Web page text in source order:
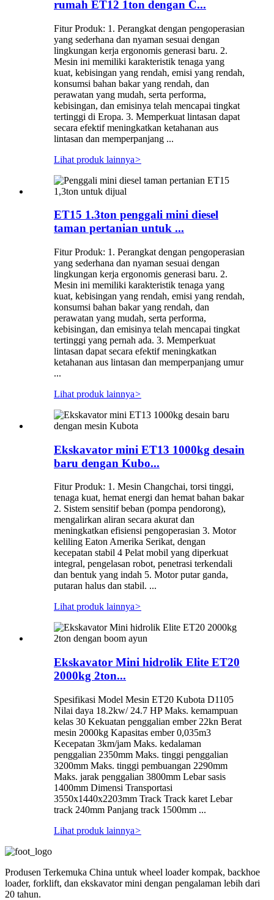
rumah ET12 1ton dengan C...
Fitur Produk: 1. Perangkat dengan pengoperasian
yang sederhana dan nyaman sesuai dengan
lingkungan kerja ergonomis generasi baru. 2.
Mesin ini memiliki karakteristik tenaga yang
kuat, kebisingan yang rendah, emisi yang rendah,
konsumsi bahan bakar yang rendah, dan
perawatan yang mudah, serta performa,
kebisingan, dan emisinya telah mencapai tingkat
tertinggi di Eropa. 3. Memperkuat lintasan dapat
secara efektif meningkatkan ketahanan aus
lintasan dan memperpanjang ...
Lihat produk lainnya>
ET15 1.3ton penggali mini diesel
taman pertanian untuk ...
Fitur Produk: 1. Perangkat dengan pengoperasian
yang sederhana dan nyaman sesuai dengan
lingkungan kerja ergonomis generasi baru. 2.
Mesin ini memiliki karakteristik tenaga yang
kuat, kebisingan yang rendah, emisi yang rendah,
konsumsi bahan bakar yang rendah, dan
perawatan yang mudah, serta performa,
kebisingan, dan emisinya telah mencapai tingkat
tertinggi yang pernah ada. 3. Memperkuat
lintasan dapat secara efektif meningkatkan
ketahanan aus lintasan dan memperpanjang umur
...
Lihat produk lainnya>
Ekskavator mini ET13 1000kg desain
baru dengan Kubo...
Fitur Produk: 1. Mesin Changchai, torsi tinggi,
tenaga kuat, hemat energi dan hemat bahan bakar
2. Sistem sensitif beban (pompa pendorong),
mengalirkan aliran secara akurat dan
meningkatkan efisiensi pengoperasian 3. Motor
keliling Eaton Amerika Serikat, dengan
kecepatan stabil 4 Pelat mobil yang diperkuat
integral, pengelasan robot, penetrasi terkendali
dan bentuk yang indah 5. Motor putar ganda,
putaran halus dan stabil. ...
Lihat produk lainnya>
Ekskavator Mini hidrolik Elite ET20
2000kg 2ton...
Spesifikasi Model Mesin ET20 Kubota D1105
Nilai daya 18.2kw/ 24.7 HP Maks. kemampuan
kelas 30 Kekuatan penggalian ember 22kn Berat
mesin 2000kg Kapasitas ember 0,035m3
Kecepatan 3km/jam Maks. kedalaman
penggalian 2350mm Maks. tinggi penggalian
3200mm Maks. tinggi pembuangan 2290mm
Maks. jarak penggalian 3800mm Lebar sasis
1400mm Dimensi Transportasi
3550x1440x2203mm Track Track karet Lebar
track 240mm Panjang track 1500mm ...
Lihat produk lainnya>
Produsen Terkemuka China untuk wheel loader kompak, backhoe
loader, forklift, dan ekskavator mini dengan pengalaman lebih dari
20 tahun.